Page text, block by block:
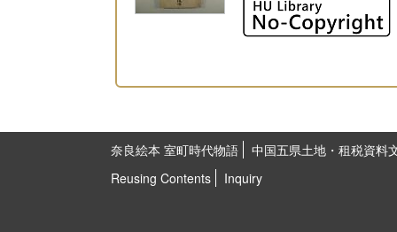
奈良絵本 室町時代物語
中国五県土地・租税資料
Reusing Contents
Inquiry